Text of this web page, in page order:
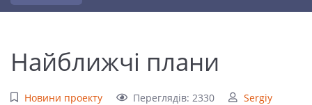
Найближчі плани
Новини проекту Переглядів: 2330
Sergiy